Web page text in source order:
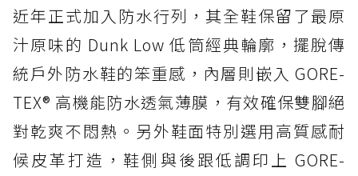
近年正式加入防水行列，其全鞋保留了最原
汁原味的 Dunk Low 低筒經典輪廓，擺脫傳
統戶外防水鞋的笨重感，內層則嵌入 GORE-
TEX® 高機能防水透氣薄膜，有效確保雙腳絕
對乾爽不悶熱。另外鞋面特別選用高質感耐
候皮革打造，鞋側與後跟低調印上 GORE-